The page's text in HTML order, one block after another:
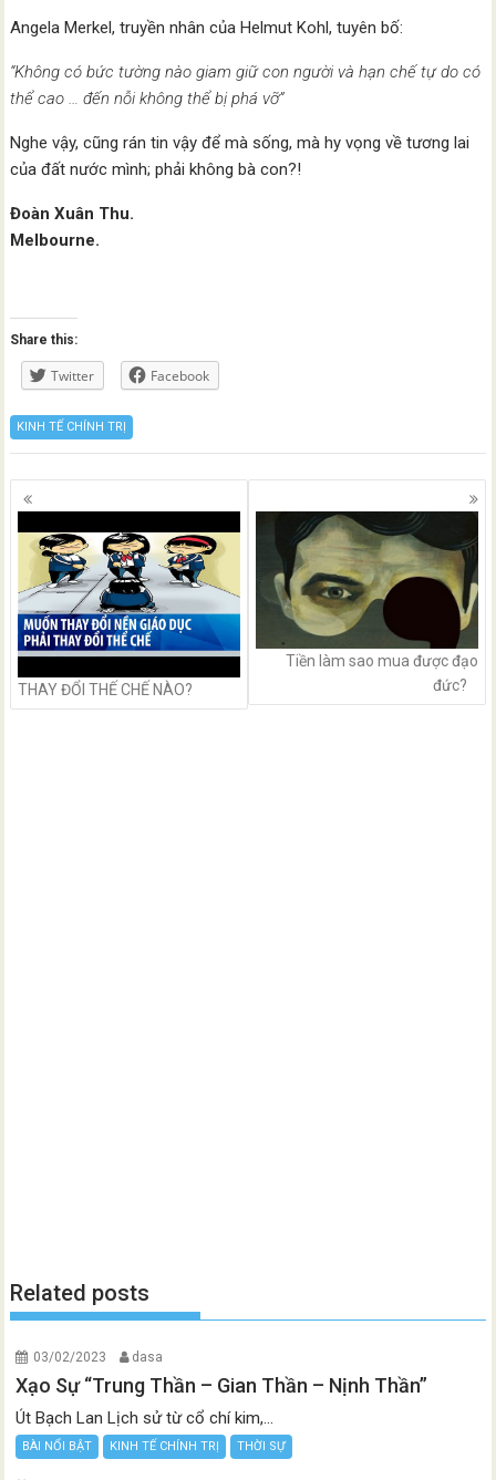
Angela Merkel, truyền nhân của Helmut Kohl, tuyên bố:
“Không có bức tường nào giam giữ con người và hạn chế tự do có
thể cao … đến nỗi không thể bị phá vỡ”
Nghe vậy, cũng rán tin vậy để mà sống, mà hy vọng về tương lai
của đất nước mình; phải không bà con?!
Đoàn Xuân Thu.
Melbourne.
Share this:
Twitter Facebook
KINH TẾ CHÍNH TRỊ
Posts
navigation
THAY ĐỔI THẾ CHẾ NÀO?
Tiền làm sao mua được đạo
đức?
Related posts
03/02/2023 dasa
Xạo Sự “Trung Thần – Gian Thần – Nịnh Thần”
Út Bạch Lan Lịch sử từ cổ chí kim,...
BÀI NỔI BẬT KINH TẾ CHÍNH TRỊ THỜI SỰ